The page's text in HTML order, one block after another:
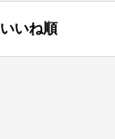
いいね順